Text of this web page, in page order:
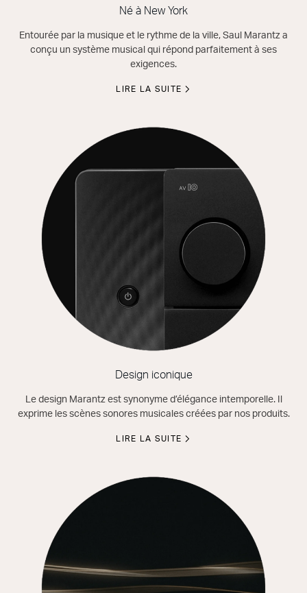
Né à New York
Entourée par la musique et le rythme de la ville, Saul Marantz a
conçu un système musical qui répond parfaitement à ses
exigences.
LIRE LA SUITE
Design iconique
Le design Marantz est synonyme d’élégance intemporelle. Il
exprime les scènes sonores musicales créées par nos produits.
LIRE LA SUITE